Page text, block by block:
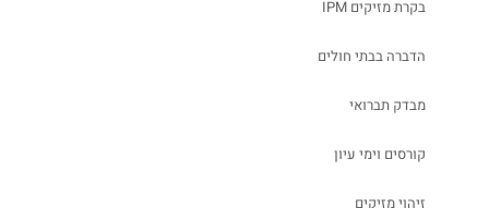
בקרת מזיקים IPM
הדברה בבתי חולים
מבדק תברואי
קורסים וימי עיון
זיהוי מזיקים